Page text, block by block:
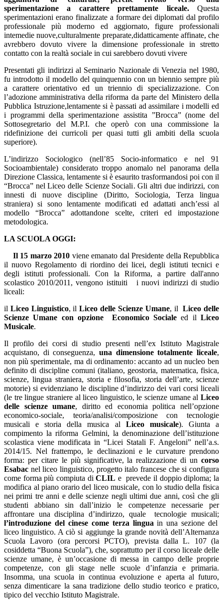
sperimentazione a carattere prettamente liceale. Questa
sperimentazioni erano finalizzate a formare dei diplomati dal profilo
professionale più moderno ed aggiornato, figure professionali
intemedie nuove,culturalmente preparate,didatticamente affinate, che
avrebbero dovuto vivere la dimensione professionale in stretto
contatto con la realtà sociale in cui sarebbero dovuti vivere
Presentati gli indirizzi al Seminario Nazionale di Venezia nel 1980,
fu introdotto il modello del quinquennio con un biennio sempre più
a carattere orientativo ed un triennio di specializzazione. Con
l’adozione amministrativa della riforma da parte del Ministero della
Pubblica Istruzione,lentamente si è passati ad assimilare i modelli ed
i programmi della sperimentazione assistita ”Brocca” (nome del
Sottosegretario del M.P.I. che operò con una commissione la
ridefinizione dei curricoli per quasi tutti gli ambiti della scuola
superiore).
L’indirizzo Sociologico (nell’85 Socio-informatico e nel 91
Socioambientale) considerato troppo anomalo nel panorama della
Direzione Classica, lentamente si è esaurito trasformandosi poi con il
“Brocca” nel Liceo delle Scienze Sociali. Gli altri due indirizzi, con
innesti di nuove discipline (Diritto, Sociologia, Terza lingua
straniera) si sono lentamente modificati ed adattati anch’essi al
modello “Brocca” adottandone scelte, criteri ed impostazione
metodologica.
LA SCUOLA OGGI:
Il 15 marzo 2010 viene emanato dal Presidente della Repubblica
il nuovo Regolamento di riordino dei licei, degli istituti tecnici e
degli istituti professionali. Con la Riforma, a partire dall'anno
scolastico 2010/2011, vengono istituiti i nuovi indirizzi di studio
liceali:
il Liceo Linguistico, ilLiceo delle Scienze Umane, ilLiceo delle
Scienze Umane con opzione Economico Sociale ed ilLiceo
Musicale.
Il profilo dei corsi di studio presenti nell’ex Istituto Magistrale
acquistano, di conseguenza, una dimensione totalmente liceale,
non più sperimentale, ma di ordinamento: accanto ad un nucleo ben
definito di discipline comuni (italiano, geostoria, matematica, fisica,
scienze, lingua straniera, storia e filosofia, storia dell’arte, scienze
motorie) si evidenziano le discipline d’indirizzo dei vari corsi liceali
(le tre lingue straniere al liceo linguistico, le scienze umane al Liceo
delle scienze umane, diritto ed economia politica nell’opzione
economico-sociale, teoria/analisi/composizione con tecnologie
musicali e storia della musica al Liceo musicale). Giunta a
compimento la riforma Gelmini, la denominazione dell’istituzione
scolastica viene modificata in “Licei Statali F. Angeloni” nell’a.s.
2014/15. Nel frattempo, le declinazioni e le curvature prendono
forma: per citare le più significative, la realizzazione di un corso
Esabac nel liceo linguistico, progetto italo francese che si configura
come forma più compiuta di CLIL e prevede il doppio diploma; la
modifica al piano orario del liceo musicale, con lo studio della fisica
nei primi tre anni e delle scienze negli ultimi due anni, così che gli
studenti abbiano sin dall’inizio le competenze necessarie per
affrontare una disciplina d’indirizzo, quale tecnologie musicali;
l’introduzione del cinese come terza lingua in una sezione del
liceo linguistico. A ciò si aggiunge la grande novità dell’Alternanza
Scuola Lavoro (ora percorsi PCTO), prevista dalla L. 107 (la
cosiddetta “Buona Scuola”), che, soprattutto per il corso liceale delle
scienze umane, è un’occasione di messa in campo delle proprie
competenze, con gli stage nelle scuole d’infanzia e primaria.
Insomma, una scuola in continua evoluzione e aperta al futuro,
senza dimenticare la sana tradizione dello studio teorico e pratico,
tipico del vecchio Istituto Magistrale.